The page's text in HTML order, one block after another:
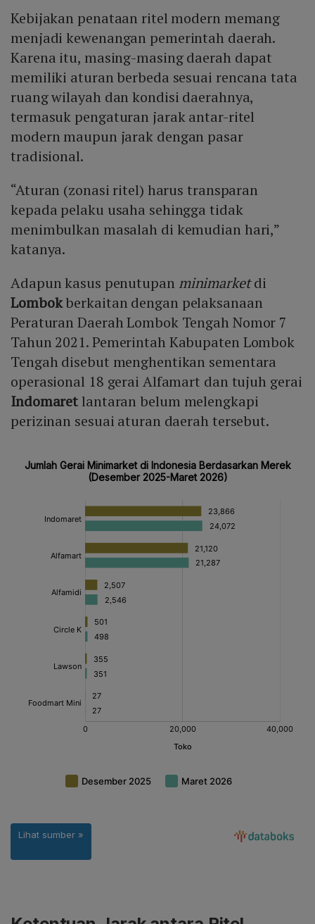
Kebijakan penataan ritel modern memang
menjadi kewenangan pemerintah daerah.
Karena itu, masing-masing daerah dapat
memiliki aturan berbeda sesuai rencana tata
ruang wilayah dan kondisi daerahnya,
termasuk pengaturan jarak antar-ritel
modern maupun jarak dengan pasar
tradisional.
“Aturan (zonasi ritel) harus transparan
kepada pelaku usaha sehingga tidak
menimbulkan masalah di kemudian hari,”
katanya.
Adapun kasus penutupan minimarketdi
Lombokberkaitan dengan pelaksanaan
Peraturan Daerah Lombok Tengah Nomor 7
Tahun 2021. Pemerintah Kabupaten Lombok
Tengah disebut menghentikan sementara
operasional 18 gerai Alfamart dan tujuh gerai
Indomaret lantaran belum melengkapi
perizinan sesuai aturan daerah tersebut.